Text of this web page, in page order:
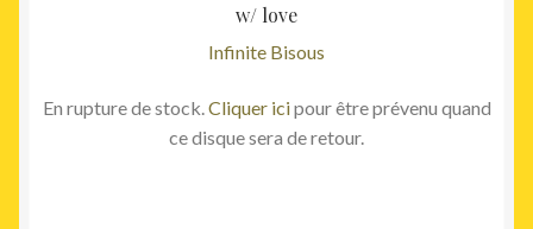
w/ love
Infinite Bisous
En rupture de stock.Cliquer icipour être prévenu quand
ce disque sera de retour.